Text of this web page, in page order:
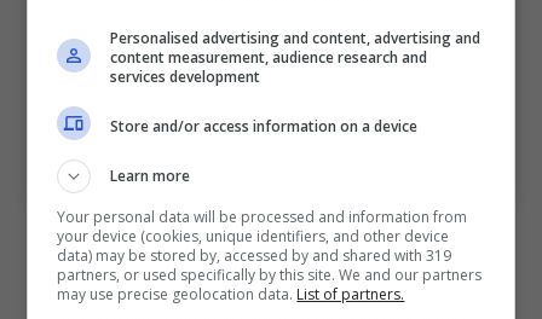
bolognasportnews.it
Come svelato dall’esperto di calciomercato,
Personalised advertising and content, advertising and
content measurement, audience research and
services development
Store and/or access information on a device
Learn more
Your personal data will be processed and information from
your device (cookies, unique identifiers, and other device
data) may be stored by, accessed by and shared with 319
partners, or used specifically by this site. We and our partners
may use precise geolocation data. List of partners.